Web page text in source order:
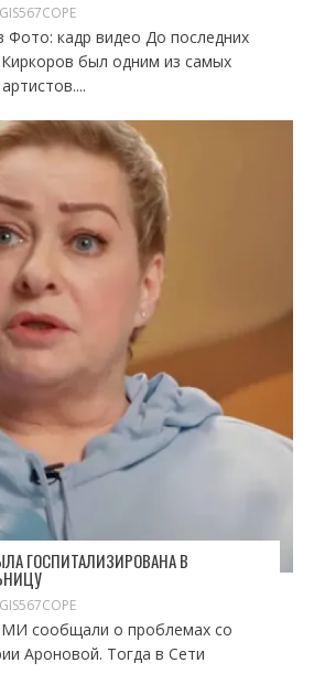
Фото: кадр видео До последних
был одним из самых
ГОСПИТАЛИЗИРОВАНА В
сообщали о проблемах со
Ароновой. Тогда в Сети